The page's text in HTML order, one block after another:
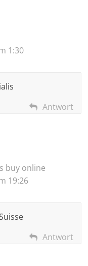
1:30
Antwort
buy online
19:26
Antwort